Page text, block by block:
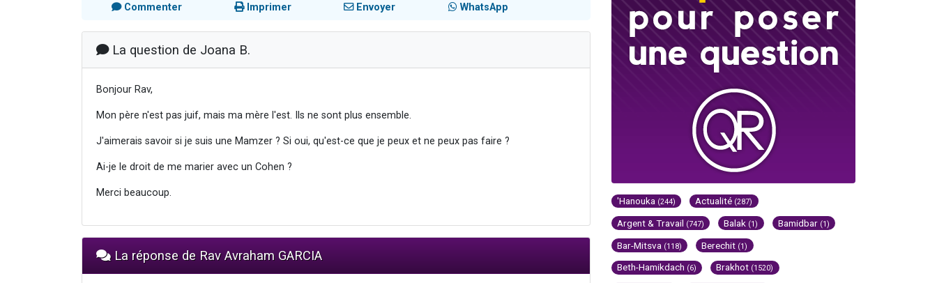
Commenter Imprimer Envoyer WhatsApp
La question de Joana B.
Bonjour Rav,
Mon père n'est pas juif, mais ma mère l'est. Ils ne sont plus ensemble.
J'aimerais savoir si je suis une Mamzer ? Si oui, qu'est-ce que je peux et ne peux pas faire ?
Ai-je le droit de me marier avec un Cohen ?
Merci beaucoup.
La réponse de Rav Avraham GARCIA
'Hanouka (244) Actualité (287)
Argent & Travail (747) Balak (1) Bamidbar (1)
Bar-Mitsva (118) Berechit (1)
Beth-Hamikdach (6) Brakhot (1520)